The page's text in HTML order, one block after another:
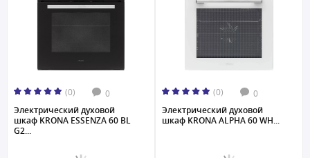
(0) 0
Электрический духовой
шкаф KRONA ESSENZA 60 BL
G2...
(0) 0
Электрический духовой
шкаф KRONA ALPHA 60 WH...